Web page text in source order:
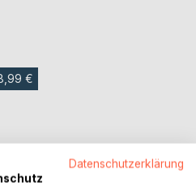
€
Datenschutzerklärung